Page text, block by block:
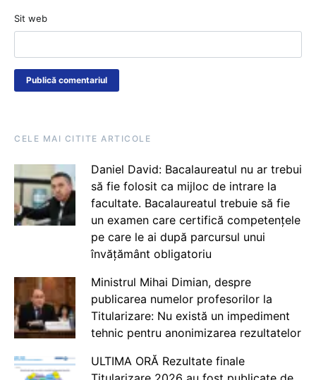
Sit web
CELE MAI CITITE ARTICOLE
Daniel David: Bacalaureatul nu ar trebui
să fie folosit ca mijloc de intrare la
facultate. Bacalaureatul trebuie să fie
un examen care certifică competențele
pe care le ai după parcursul unui
învățământ obligatoriu
Ministrul Mihai Dimian, despre
publicarea numelor profesorilor la
Titularizare: Nu există un impediment
tehnic pentru anonimizarea rezultatelor
ULTIMA ORĂ Rezultate finale